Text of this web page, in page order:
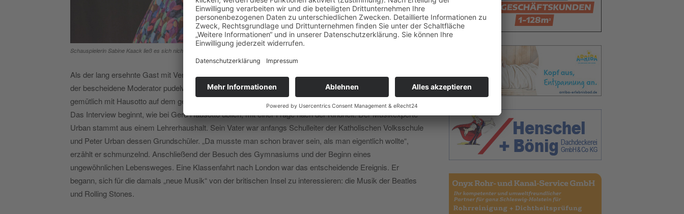
Schauspielerin Sabine Kaack ließ es sich nicht nehmen, ein Selfie mit dem Kult-Moderator zu schießen.
Als der lang ersehnte Gast mit Verspätung eintrifft, ruft er ganz erstaunt: „Mit Publikum!“ Dennoch fühlt sich
der bescheidene Moderator pudelwohl im Studio. Bereits vor dem eigentlichen Interview unterhält er sich
gemütlich mit Hausotto auf dem gelben Sofa. Die beiden sind per Du.
Das Interview beginnt, wie bei Gerd Hausotto üblich, mit einer Frage nach der Kindheit. Der Musikexperte
Urban stammt aus einem Lehrerhaushalt. Sein Vater war anfangs Schulleiter der Katholischen Volksschule
und Peter Urban dessen Grundschüler. „Da musste man schon braver sein, als man eigentlich wollte“,
erzählt er schmunzelnd. Anschließend der Besuch des Gymnasiums und der Beginn eines
ungewöhnlichen Lebensweges. Eine Klassenfahrt nach London war das entscheidende Ereignis. Er
begann, sich für die damals „neue Musik“ von der britischen Insel zu interessieren: die Musik der Beatles
und Rolling Stones.